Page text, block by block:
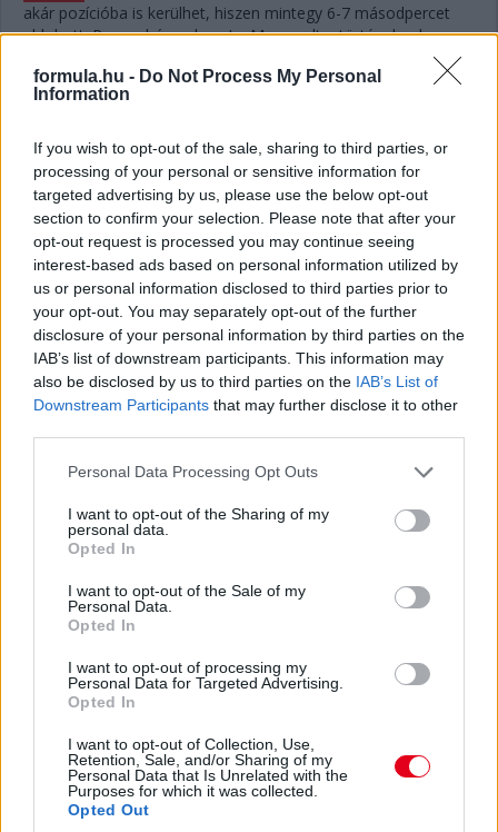
formula.hu - Do Not Process My Personal
Information
If you wish to opt-out of the sale, sharing to third parties, or
processing of your personal or sensitive information for
targeted advertising by us, please use the below opt-out
section to confirm your selection. Please note that after your
opt-out request is processed you may continue seeing
interest-based ads based on personal information utilized by
us or personal information disclosed to third parties prior to
your opt-out. You may separately opt-out of the further
disclosure of your personal information by third parties on the
IAB’s list of downstream participants. This information may
also be disclosed by us to third parties on the IAB’s List of
Downstream Participants that may further disclose it to other
Please note that this website/app uses one or more Google
not limited to your visit or usage behaviour. You may click to
grant or deny consent to Google and its third-party tags to
use your data for below specified purposes in below Google
consent section.
Personal Data Processing Opt Outs
I want to opt-out of the Sharing of my
personal data.
Opted In
I want to opt-out of the Sale of my
Personal Data.
Opted In
I want to opt-out of processing my
Personal Data for Targeted Advertising.
Opted In
I want to opt-out of Collection, Use,
Retention, Sale, and/or Sharing of my
Personal Data that Is Unrelated with the
Purposes for which it was collected.
Opted Out
akár pozícióba is kerülhet, hiszen mintegy 6-7 másodpercet
eldobott. Persze hány olyan Le Mans volt a történelemben,
ahol 6-7 másodperc számított egy dobogós helyen...? Kevés.
Giovinazzi 42-vel vezet Kubica előtt, és jöhet majd
egy rövid utolsó kiállásra mindjárt.
15:29
Na nézzük, mi a helyet: Kubica 10 másodperccel
vezet Estre előtt, aki újabb kilenccel a most sokat bukó Fuoco
15:27
Itt a dráma! A turbópékek kapnak egy áthajtásos
büntetést, és ezzel valószínűleg bukják a győzelmet! Yelloly
gyorshajtása nagyon sokba kerül. Massonék, a VDS Panis
Kulcsfontosságú pillanat: egy körrel Kubica után
Kubica viszont előttük frissebb gumin!
Kubica hozza az autót az utolsó kiállásra! Kereket
cserélnek a #83-ason, de Kubica marad az autóban. A #6-os
Dráma készül a P2-ben: a szoros csatában élen álló